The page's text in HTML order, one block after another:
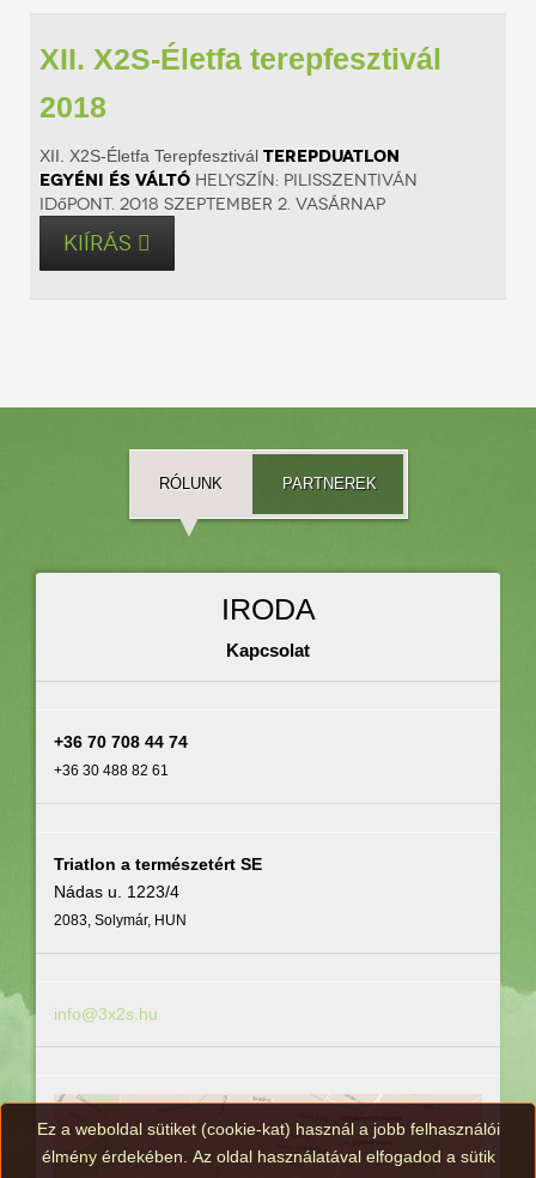
XII. X2S-Életfa terepfesztivál
2018
XII. X2S-Életfa Terepfesztivál Terepduatlon
egyéni és váltó Helyszín: Pilisszentiván
Időpont. 2018 szeptember 2. vasárnap
KIÍRÁS
RÓLUNK PARTNEREK
IRODA
Kapcsolat
+36 70 708 44 74
+36 30 488 82 61
Triatlon a természetért SE
Nádas u. 1223/4
2083, Solymár, HUN
info@3x2s.hu
Ez a weboldal sütiket (cookie-kat) használ a jobb felhasználói
élmény érdekében. Az oldal használatával elfogadod a sütik